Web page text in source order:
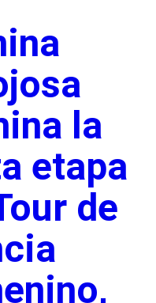
la
etapa
de